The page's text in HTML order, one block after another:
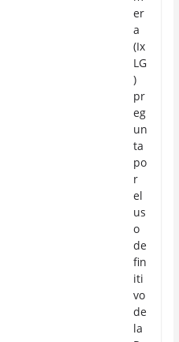
er
a
(Ix
LG
)
pr
eg
un
ta
po
r
el
us
o
de
fin
iti
vo
de
la